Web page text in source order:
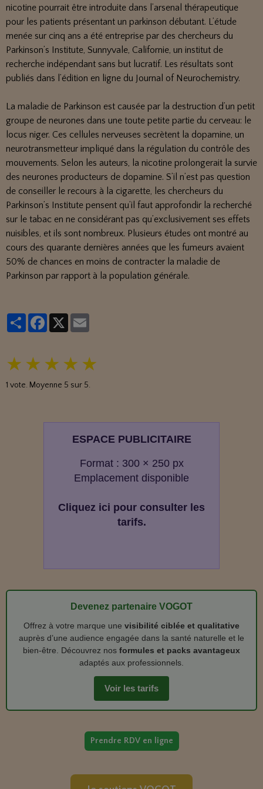
nicotine pourrait être introduite dans l’arsenal thérapeutique
pour les patients présentant un parkinson débutant. L’étude
menée sur cinq ans a été entreprise par des chercheurs du
Parkinson’s Institute, Sunnyvale, Californie, un institut de
recherche indépendant sans but lucratif. Les résultats sont
publiés dans l’édition en ligne du Journal of Neurochemistry.
La maladie de Parkinson est causée par la destruction d’un petit
groupe de neurones dans une toute petite partie du cerveau: le
locus niger. Ces cellules nerveuses secrètent la dopamine, un
neurotransmetteur impliqué dans la régulation du contrôle des
mouvements. Selon les auteurs, la nicotine prolongerait la survie
des neurones producteurs de dopamine. S’il n’est pas question
de conseiller le recours à la cigarette, les chercheurs du
Parkinson’s Institute pensent qu’il faut approfondir la recherché
sur le tabac en ne considérant pas qu’exclusivement ses effets
nuisibles, et ils sont nombreux. Plusieurs études ont montré au
cours des quarante dernières années que les fumeurs avaient
50% de chances en moins de contracter la maladie de
Parkinson par rapport à la population générale.
PartagerFacebook
★ ★ ★ ★ ★
1 vote. Moyenne 5 sur 5.
ESPACE PUBLICITAIRE
Format : 300 × 250 px
Emplacement disponible
Cliquez ici pour consulter les
tarifs.
Devenez partenaire VOGOT
Offrez à votre marque une visibilité ciblée et qualitative
auprès d’une audience engagée dans la santé naturelle et le
bien‑être. Découvrez nos formules et packs avantageux
adaptés aux professionnels.
Voir les tarifs
Prendre RDV en ligne